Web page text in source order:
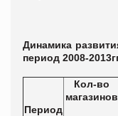
Динамика
период 2008-
Период
Кол-во
магазинов